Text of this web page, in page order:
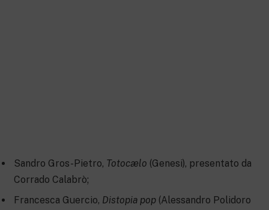
Sandro Gros-Pietro, Totocælo (Genesi), presentato da
Corrado Calabrò;
Francesca Guercio, Distopia pop (Alessandro Polidoro